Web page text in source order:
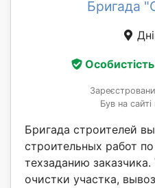
Бригада
Був на
Бригада строителей
строительных работ
техзаданию
очистки участка,